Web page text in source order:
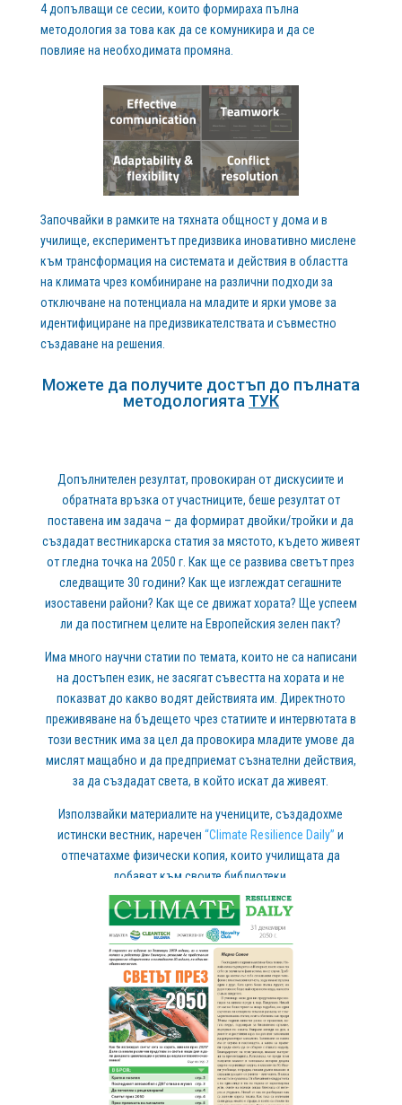
4 допълващи се сесии, които формираха пълна
методология за това как да се комуникира и да се
повлияе на необходимата промяна.
Започвайки в рамките на тяхната общност у дома и в
училище, експериментът предизвика иновативно мислене
към трансформация на системата и действия в областта
на климата чрез комбиниране на различни подходи за
отключване на потенциала на младите и ярки умове за
идентифициране на предизвикателствата и съвместно
създаване на решения.
Можете да получите достъп до пълната
методологията ТУК
Допълнителен резултат, провокиран от дискусиите и
обратната връзка от участниците, беше резултат от
поставена им задача – да формират двойки/тройки и да
създадат вестникарска статия за мястото, където живеят
от гледна точка на 2050 г. Как ще се развива светът през
следващите 30 години? Как ще изглеждат сегашните
изоставени райони? Как ще се движат хората? Ще успеем
ли да постигнем целите на Европейския зелен пакт?
Има много научни статии по темата, които не са написани
на достъпен език, не засягат съвестта на хората и не
показват до какво водят действията им. Директното
преживяване на бъдещето чрез статиите и интервютата в
този вестник има за цел да провокира младите умове да
мислят мащабно и да предприемат съзнателни действия,
за да създадат света, в който искат да живеят.
Използвайки материалите на учениците, създадохме
истински вестник, наречен“Climate Resilience Daily” и
отпечатахме физически копия, които училищата да
добавят към своите библиотеки.